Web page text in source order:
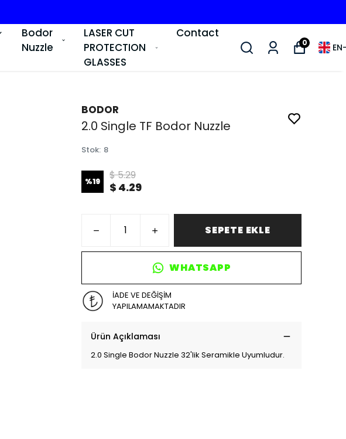
Bodor
Nuzzle
LASER CUT
PROTECTION
GLASSES
Contact
0 EN
BODOR
2.0 Single TF Bodor Nuzzle
Stok: 8
%19 $ 5.29
$ 4.29
SEPETE EKLE
WHATSAPP
İADE VE DEĞİŞİM
YAPILAMAMAKTADIR
Ürün Açıklaması
2.0 Single Bodor Nuzzle 32'lik Seramikle Uyumludur.